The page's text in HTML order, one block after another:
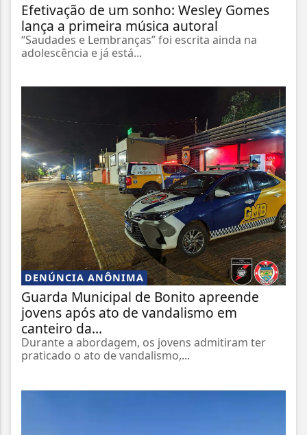
Efetivação de um sonho: Wesley Gomes
lança a primeira música autoral
“Saudades e Lembranças” foi escrita ainda na
adolescência e já está...
DENÚNCIA ANÔNIMA
Guarda Municipal de Bonito apreende
jovens após ato de vandalismo em
canteiro da...
Durante a abordagem, os jovens admitiram ter
praticado o ato de vandalismo,...